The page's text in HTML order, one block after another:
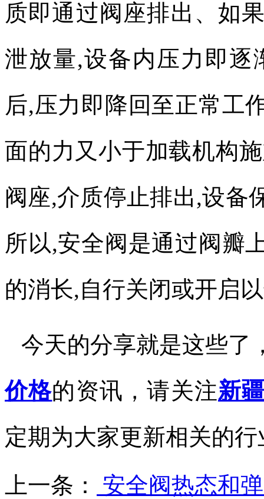
质即通过阀座排出、如
泄放量,设备内压力即逐
后,压力即降回至正常工
面的力又小于加载机构
阀座,介质停止排出,设备
所以,安全阀是通过阀瓣
的消长,自行关闭或开启
今天的分享就是这些了
价格的资讯，请关注新
定期为大家更新相关的
上一条：
安全阀热态和